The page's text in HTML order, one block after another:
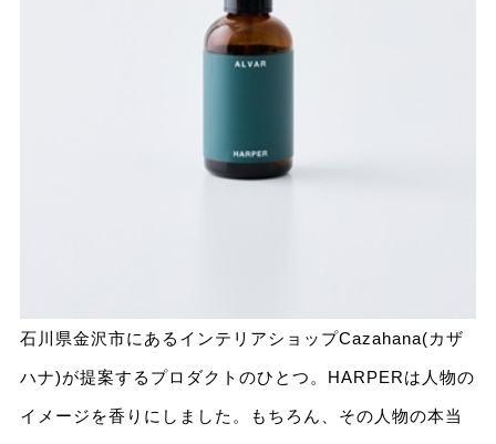
石川県金沢市にあるインテリアショップCazahana(カザ
ハナ)が提案するプロダクトのひとつ。HARPERは人物の
イメージを香りにしました。もちろん、その人物の本当